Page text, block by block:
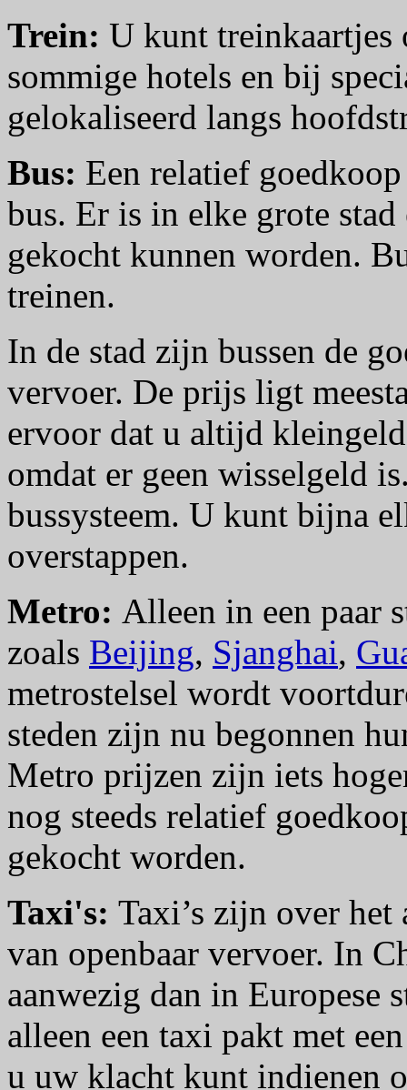
Trein: U kunt treinkaartjes
sommige hotels en bij
gelokaliseerd langs
Bus: Een relatief
bus. Er is in elke grote
gekocht kunnen worden.
treinen.
In de stad zijn bussen de
vervoer. De prijs ligt
ervoor dat u altijd
omdat er geen wisselgeld
bussysteem. U kunt bijna
overstappen.
Metro: Alleen in een paar
zoals Beijing, Sjanghai,
metrostelsel wordt
steden zijn nu begonnen
Metro prijzen zijn iets
nog steeds relatief
gekocht worden.
Taxi's: Taxi’s zijn over het
van openbaar vervoer. In
aanwezig dan in Europese
alleen een taxi pakt met
u uw klacht kunt indienen